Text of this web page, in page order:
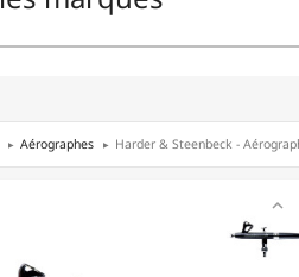
Aérographes Harder & Steenbeck -
